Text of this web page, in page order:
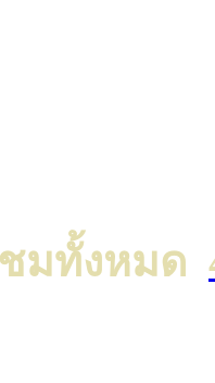
มทั้งหมด